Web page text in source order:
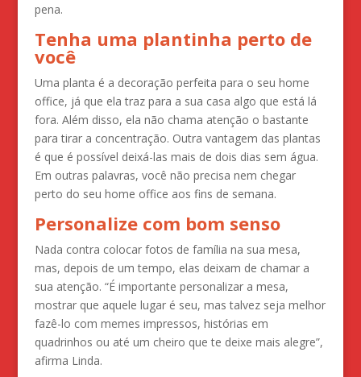
pena.
Tenha uma plantinha perto de
você
Uma planta é a decoração perfeita para o seu home
office, já que ela traz para a sua casa algo que está lá
fora. Além disso, ela não chama atenção o bastante
para tirar a concentração. Outra vantagem das plantas
é que é possível deixá-las mais de dois dias sem água.
Em outras palavras, você não precisa nem chegar
perto do seu home office aos fins de semana.
Personalize com bom senso
Nada contra colocar fotos de família na sua mesa,
mas, depois de um tempo, elas deixam de chamar a
sua atenção. “É importante personalizar a mesa,
mostrar que aquele lugar é seu, mas talvez seja melhor
fazê-lo com memes impressos, histórias em
quadrinhos ou até um cheiro que te deixe mais alegre”,
afirma Linda.